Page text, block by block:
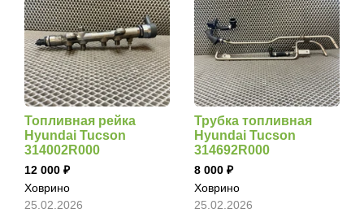
Топливная рейка
Hyundai Tucson
314002R000
12 000
Ховрино
25.02.2026
Трубка топливная
Hyundai Tucson
314692R000
8 000
Ховрино
25.02.2026